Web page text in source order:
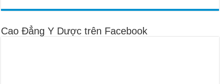
Cao Đẳng Y Dược trên Facebook